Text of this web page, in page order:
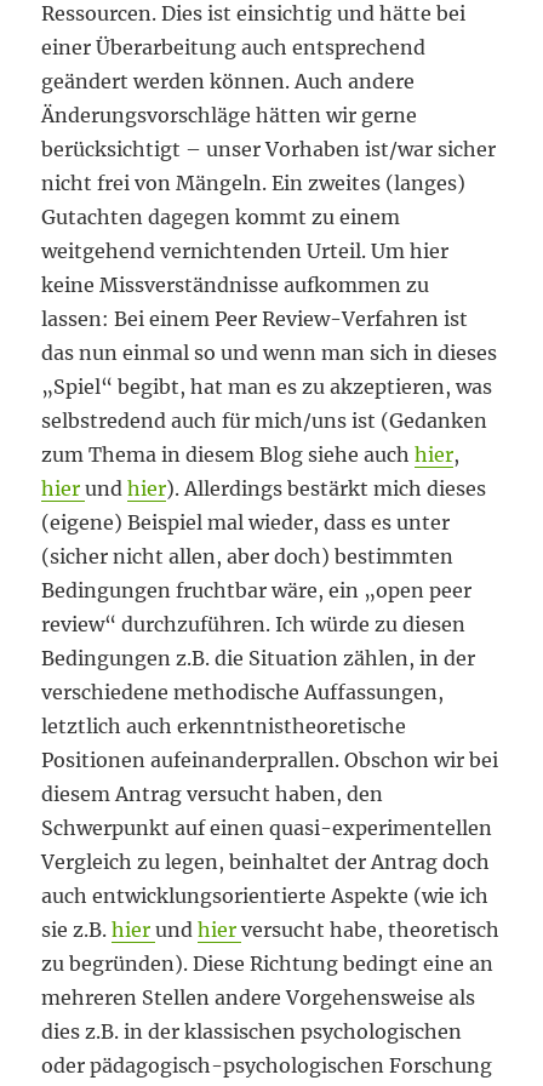
Ressourcen. Dies ist einsichtig und hätte bei
einer Überarbeitung auch entsprechend
geändert werden können. Auch andere
Änderungsvorschläge hätten wir gerne
berücksichtigt – unser Vorhaben ist/war sicher
nicht frei von Mängeln. Ein zweites (langes)
Gutachten dagegen kommt zu einem
weitgehend vernichtenden Urteil. Um hier
keine Missverständnisse aufkommen zu
lassen: Bei einem Peer Review-Verfahren ist
das nun einmal so und wenn man sich in dieses
„Spiel“ begibt, hat man es zu akzeptieren, was
selbstredend auch für mich/uns ist (Gedanken
zum Thema in diesem Blog siehe auchhier,
hierundhier). Allerdings bestärkt mich dieses
(eigene) Beispiel mal wieder, dass es unter
(sicher nicht allen, aber doch) bestimmten
Bedingungen fruchtbar wäre, ein „open peer
review“ durchzuführen. Ich würde zu diesen
Bedingungen z.B. die Situation zählen, in der
verschiedene methodische Auffassungen,
letztlich auch erkenntnistheoretische
Positionen aufeinanderprallen. Obschon wir bei
diesem Antrag versucht haben, den
Schwerpunkt auf einen quasi-experimentellen
Vergleich zu legen, beinhaltet der Antrag doch
auch entwicklungsorientierte Aspekte (wie ich
sie z.B.hierundhierversucht habe, theoretisch
zu begründen). Diese Richtung bedingt eine an
mehreren Stellen andere Vorgehensweise als
dies z.B. in der klassischen psychologischen
oder pädagogisch-psychologischen Forschung